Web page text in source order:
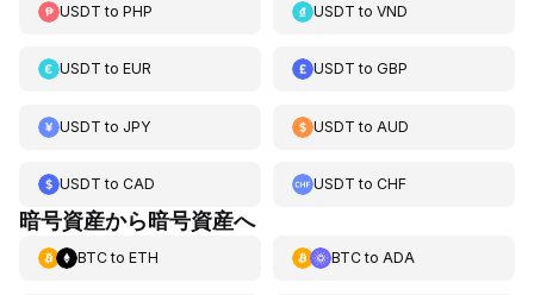
USDT to PHP USDT toVND
USDT to EUR USDT toGBP
USDT to JPY USDT to AUD
USDT to CAD USDT toCHF
暗号資産から暗号資産へ
BTCto ETH BTCto ADA